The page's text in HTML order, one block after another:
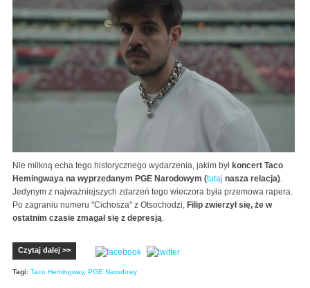
Nie milkną echa tego historycznego wydarzenia, jakim był koncert Taco
Hemingwaya na wyprzedanym PGE Narodowym (tutaj nasza relacja).
Jedynym z najważniejszych zdarzeń tego wieczora była przemowa rapera.
Po zagraniu numeru "Cichosza" z Otsochodzi, Filip zwierzył się, że w
ostatnim czasie zmagał się z depresją.
Czytaj dalej >>
Tagi: Taco Hemingway, PGE Narodowy